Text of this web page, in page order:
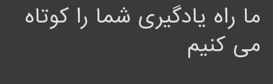
ما راه یادگیری شما را کوتاه
می کنیم